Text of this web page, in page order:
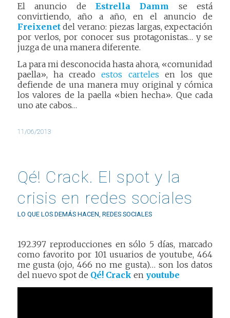
El anuncio de Estrella Damm
se está
convirtiendo, año a año, en el anuncio de
Freixenetdel verano: piezas largas, expectación
por verlos, por conocer sus protagonistas… y se
juzga de una manera diferente.
La para mi desconocida hasta ahora, «comunidad
paella», ha creadoestos carteles en los que
defiende de una manera muy original y cómica
los valores de la paella «bien hecha». Que cada
uno ate cabos…
11/06/2013
Qé! Crack. El spot y la
crisis en redes sociales
LO QUE LOS DEMÁS HACEN REDES SOCIALES
192.397 reproducciones en sólo 5 días, marcado
como favorito por 101 usuarios de youtube, 464
me gusta (ojo, 466 no me gusta)… son los datos
del nuevo spot de Qé! Crack enyoutube